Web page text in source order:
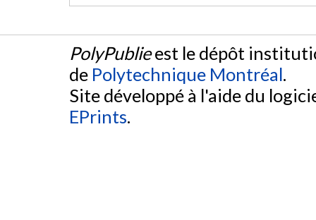
PolyPublieest le dépôt
de Polytechnique Montréal.
Site développé à l'aide du
EPrints.